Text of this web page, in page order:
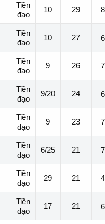
Tiền
đạo
10 29
Tiền
đạo
10 27
Tiền
đạo
9 26
Tiền
đạo
9/20 24
Tiền
đạo
9 23
Tiền
đạo
6/25 21
Tiền
đạo
29 21
Tiền
đạo
17 21